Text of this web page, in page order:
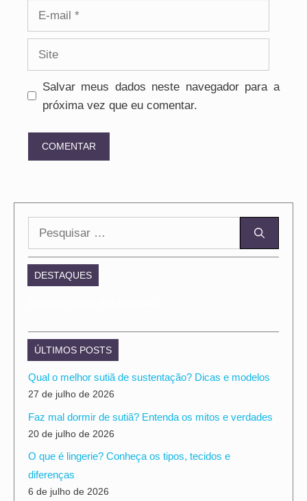
Site
Salvar meus dados neste navegador para a
próxima vez que eu comentar.
Pesquisar
DESTAQUES
ÚLTIMOS POSTS
Qual o melhor sutiã de sustentação? Dicas e modelos
27 de julho de 2026
Faz mal dormir de sutiã? Entenda os mitos e verdades
20 de julho de 2026
O que é lingerie? Conheça os tipos, tecidos e
diferenças
6 de julho de 2026